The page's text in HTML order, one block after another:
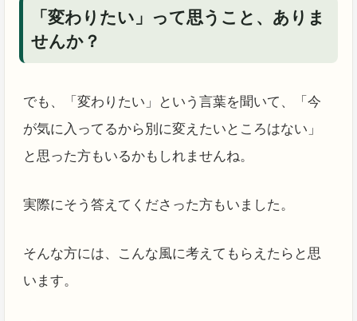
「変わりたい」って思うこと、ありま
せんか？
でも、「変わりたい」という言葉を聞いて、「今
が気に入ってるから別に変えたいところはない」
と思った方もいるかもしれませんね。
実際にそう答えてくださった方もいました。
そんな方には、こんな風に考えてもらえたらと思
います。